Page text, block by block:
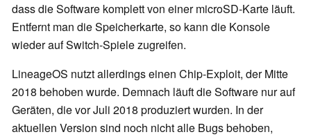
dass die Software komplett von einer microSD-Karte läuft.
Entfernt man die Speicherkarte, so kann die Konsole
wieder auf Switch-Spiele zugreifen.
LineageOS nutzt allerdings einen Chip-Exploit, der Mitte
2018 behoben wurde. Demnach läuft die Software nur auf
Geräten, die vor Juli 2018 produziert wurden. In der
aktuellen Version sind noch nicht alle Bugs behoben,